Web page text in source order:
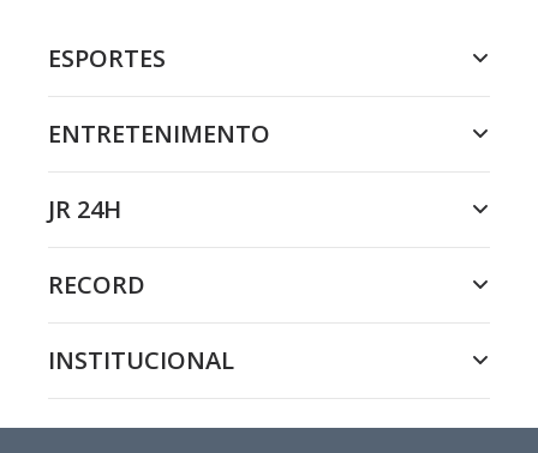
ESPORTES
ENTRETENIMENTO
JR 24H
RECORD
INSTITUCIONAL